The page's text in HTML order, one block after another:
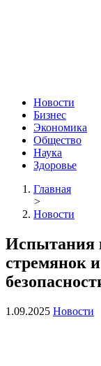
Новости
Бизнес
Экономика
Общество
Наука
Здоровье
Главная
>
Новости
Испытания
стремянок
1.09.2025 Новости